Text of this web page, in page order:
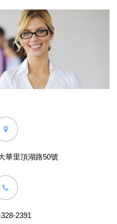
華里頂湖路50號
2391